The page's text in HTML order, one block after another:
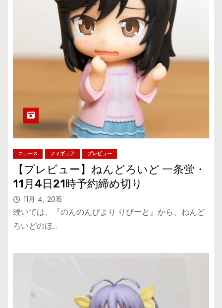
ニュース フィギュア プレビュー
【プレビュー】ねんどろいど 一条蛍・
11月4日21時予約締め切り
11月 4, 2015
続いては、『のんのんびより りぴーと』から、ねんど
ろいどのほ…